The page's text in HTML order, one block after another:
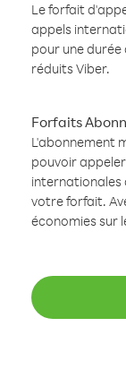
Le forfait
appels
pour une
réduits Viber.
Forfaits
L'abonnement
pouvoir
internationales
votre forfait.
économies sur